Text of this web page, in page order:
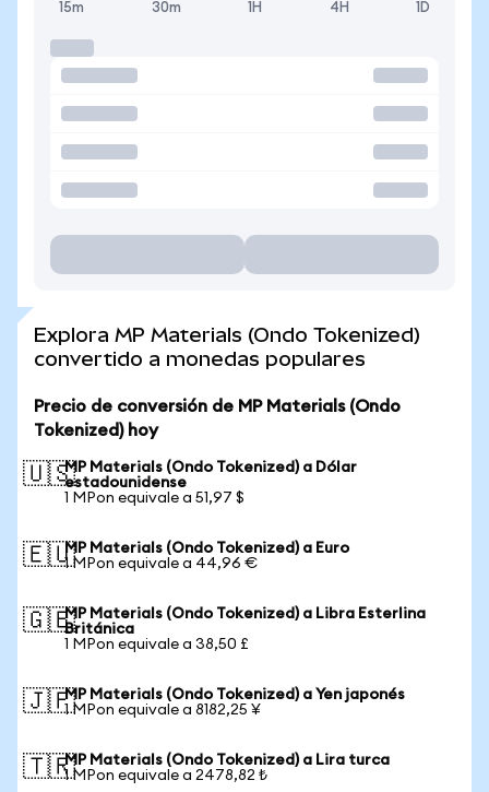
15m 30m 1H 4H 1D
Explora MP Materials (Ondo Tokenized)
convertido a monedas populares
Precio de conversión de MP Materials (Ondo
Tokenized) hoy
🇺🇸MP Materials (Ondo Tokenized) a Dólar
estadounidense
1 MPon equivale a 51,97 $
🇪🇺MP Materials (Ondo Tokenized) a Euro
1 MPon equivale a 44,96 €
🇬🇧MP Materials (Ondo Tokenized) a Libra Esterlina
Británica
1 MPon equivale a 38,50 £
🇯🇵MP Materials (Ondo Tokenized) a Yen japonés
1 MPon equivale a 8182,25 ¥
🇹🇷MP Materials (Ondo Tokenized) a Lira turca
1 MPon equivale a 2478,82 ₺